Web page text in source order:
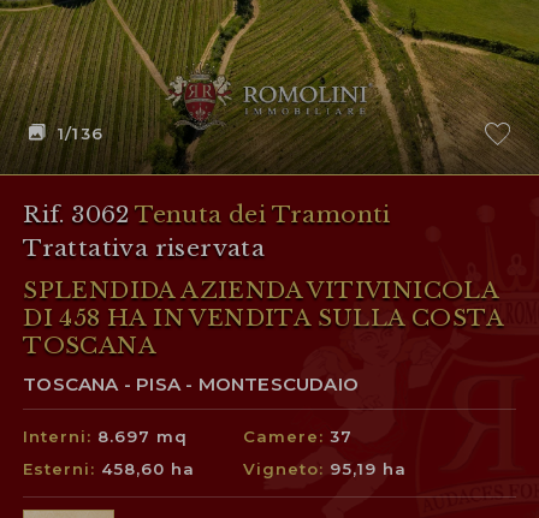
1/136
Rif. 3062Tenuta dei Tramonti
Trattativa riservata
SPLENDIDA AZIENDA VITIVINICOLA
DI 458 HA IN VENDITA SULLA COSTA
TOSCANA
TOSCANA - PISA - MONTESCUDAIO
Interni: 8.697 mq Camere:37
Esterni: 458,60 ha Vigneto: 95,19 ha